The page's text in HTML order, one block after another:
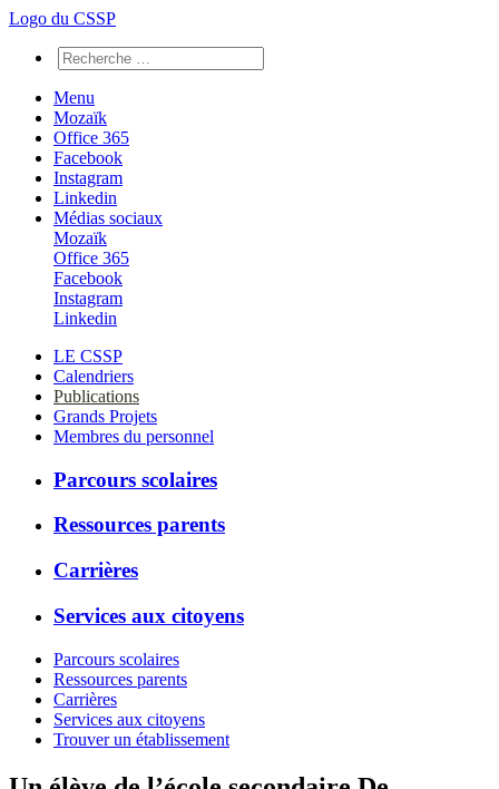
Logo du CSSP
Menu
Mozaïk
Office 365
Facebook
Instagram
Linkedin
Médias sociaux
Mozaïk
Office 365
Facebook
Instagram
Linkedin
LE CSSP
Calendriers
Publications
Grands Projets
Membres du personnel
Parcours scolaires
Ressources parents
Carrières
Services aux citoyens
Parcours scolaires
Ressources parents
Carrières
Services aux citoyens
Trouver un établissement